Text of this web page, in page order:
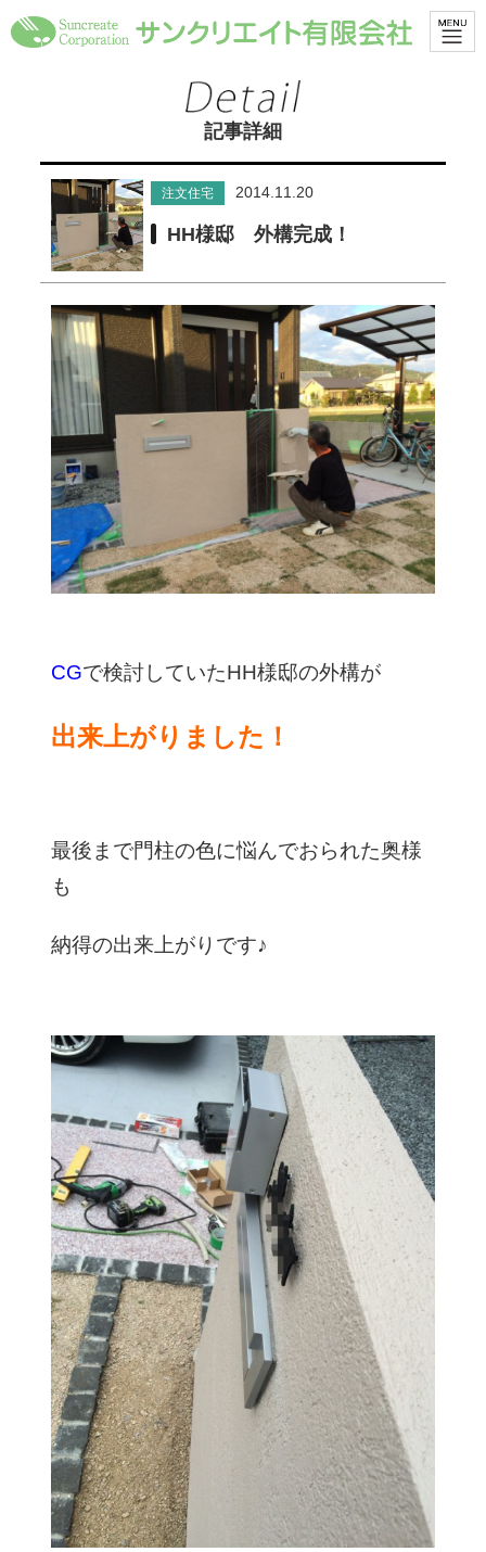
記事詳細
注文住宅 2014.11.20
HH様邸 外構完成！
CGで検討していたHH様邸の外構が
出来上がりました！
最後まで門柱の色に悩んでおられた奥様
も
納得の出来上がりです♪